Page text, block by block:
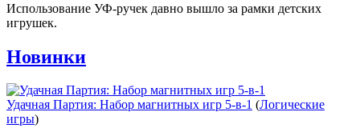
Использование УФ-ручек давно вышло за рамки детских
игрушек.
Новинки
Удачная Партия: Набор магнитных игр 5-в-1 (Логические
игры)